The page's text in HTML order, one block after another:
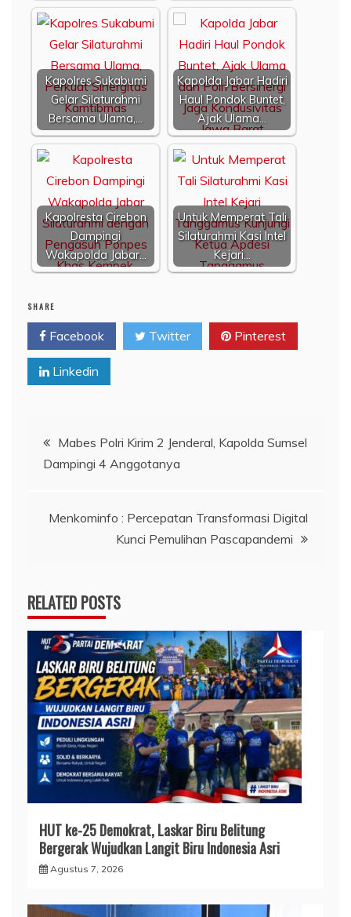
Kapolres Sukabumi
Gelar Silaturahmi
Bersama Ulama,…
Kapolda Jabar Hadiri
Haul Pondok Buntet,
Ajak Ulama…
Kapolresta Cirebon
Dampingi
Wakapolda Jabar…
Untuk Memperat Tali
Silaturahmi Kasi Intel
Kejari…
SHARE
Facebook Twitter Pinterest
Linkedin
Navigasi
pos
Mabes Polri Kirim 2 Jenderal, Kapolda Sumsel
Dampingi 4 Anggotanya
Menkominfo : Percepatan Transformasi Digital
Kunci Pemulihan Pascapandemi
RELATED POSTS
HUT ke-25 Demokrat, Laskar Biru Belitung
Bergerak Wujudkan Langit Biru Indonesia Asri
Agustus 7, 2026